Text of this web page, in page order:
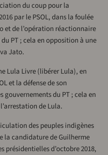
du coup pour la
par le PSOL, dans la foulée
et de l’opération réactionnaire
PT ; cela en opposition à une
Jato.
Lula Livre (libérer Lula), en
et la défense de son
du PT ; cela en
de Lula.
des peuples indigènes
la candidature de Guilherme
présidentielles d’octobre 2018,